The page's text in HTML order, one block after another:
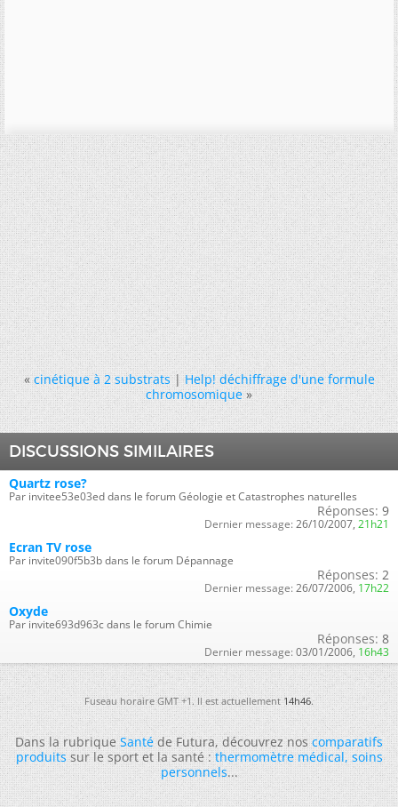
« cinétique à 2 substrats|Help! déchiffrage d'une formule
chromosomique »
DISCUSSIONS SIMILAIRES
Quartz rose?
Par invitee53e03ed dans le forum Géologie et Catastrophes naturelles
Réponses: 9
Dernier message: 26/10/2007, 21h21
Ecran TV rose
Par invite090f5b3b dans le forum Dépannage
Réponses: 2
Dernier message: 26/07/2006, 17h22
Oxyde
Par invite693d963c dans le forum Chimie
Réponses: 8
Dernier message: 03/01/2006, 16h43
Fuseau horaire GMT +1. Il est actuellement14h46.
Dans la rubriqueSantéde Futura, découvrez noscomparatifs
produitssur le sport et la santé :thermomètre médical,soins
personnels...